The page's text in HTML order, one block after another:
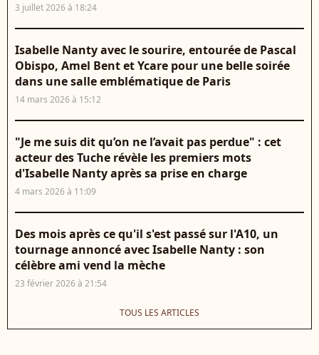
3 juillet 2026 à 18:24
Isabelle Nanty avec le sourire, entourée de Pascal
Obispo, Amel Bent et Ycare pour une belle soirée
dans une salle emblématique de Paris
14 mars 2026 à 15:12
"Je me suis dit qu’on ne l’avait pas perdue" : cet
acteur des Tuche révèle les premiers mots
d'Isabelle Nanty après sa prise en charge
4 mars 2026 à 11:09
Des mois après ce qu'il s'est passé sur l'A10, un
tournage annoncé avec Isabelle Nanty : son
célèbre ami vend la mèche
23 février 2026 à 21:54
TOUS LES ARTICLES